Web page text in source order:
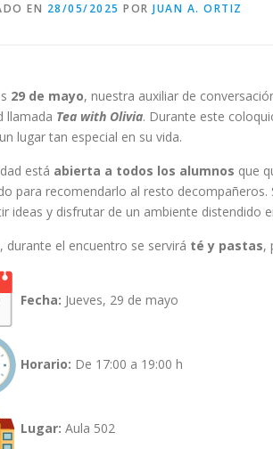
EN 28/05/2025 POR JUAN A. ORTIZ
29 de mayo, nuestra auxiliar de
llamada Tea with Olivia. Durante este
lugar tan especial en su vida.
está abierta a todos los alumnos que
para recomendarlo al resto
ideas y disfrutar de un ambiente distendido
durante el encuentro se servirá té y pastas,
Fecha: Jueves, 29 de mayo
Horario: De 17:00 a 19:00 h
Lugar: Aula 502